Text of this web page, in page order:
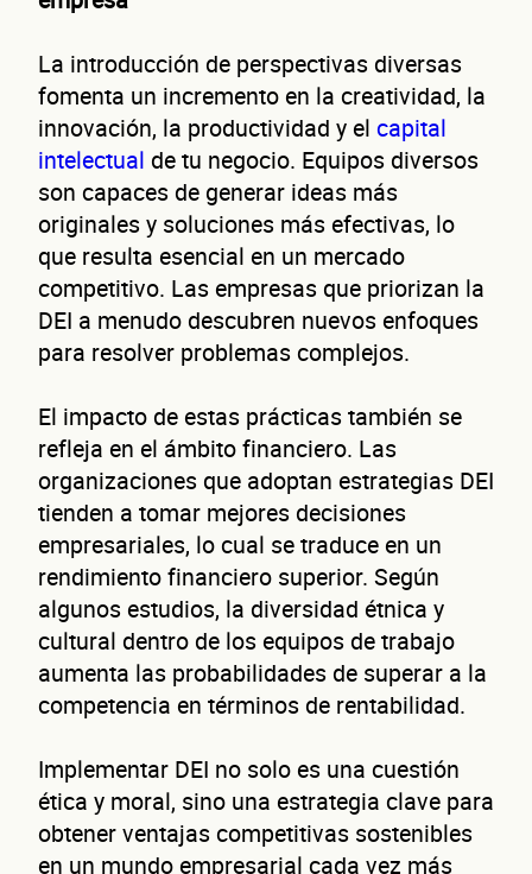
La introducción de perspectivas diversas
fomenta un incremento en la creatividad, la
innovación, la productividad y el capital
intelectual de tu negocio. Equipos diversos
son capaces de generar ideas más
originales y soluciones más efectivas, lo
que resulta esencial en un mercado
competitivo. Las empresas que priorizan la
DEI a menudo descubren nuevos enfoques
para resolver problemas complejos.
El impacto de estas prácticas también se
refleja en el ámbito financiero. Las
organizaciones que adoptan estrategias DEI
tienden a tomar mejores decisiones
empresariales, lo cual se traduce en un
rendimiento financiero superior. Según
algunos estudios, la diversidad étnica y
cultural dentro de los equipos de trabajo
aumenta las probabilidades de superar a la
competencia en términos de rentabilidad.
Implementar DEI no solo es una cuestión
ética y moral, sino una estrategia clave para
obtener ventajas competitivas sostenibles
en un mundo empresarial cada vez más